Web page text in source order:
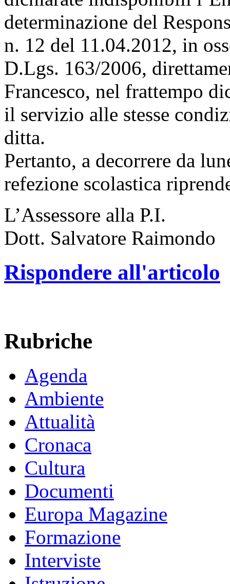
determinazione del
n. 12 del 11.04.2012, in
D.Lgs. 163/2006,
Francesco, nel frattempo
il servizio alle stesse
ditta.
Pertanto, a decorrere da
refezione scolastica
L’Assessore alla P.I.
Dott. Salvatore Raimondo
Rispondere all'articolo
Rubriche
Agenda
Ambiente
Attualità
Cronaca
Cultura
Documenti
Europa Magazine
Formazione
Interviste